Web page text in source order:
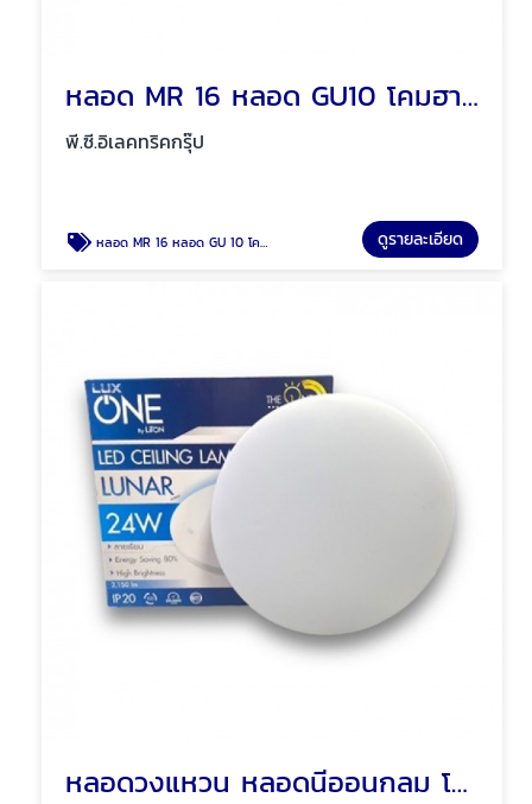
หลอด MR 16 หลอด GU10 โคมฮาโลเจน พัทยา ชลบุรี
พี.ซี.อิเลคทริคกรุ๊ป
หลอด MR 16 หลอด GU 10 โคมฮาโลเจน พัทยา ชลบุรี ดูรายละเอียด
หลอดวงแหวน หลอดนีออนกลม โคมซาลาเปา โคมซาลาเปาลายเพชร พัทยา ชลบุรี